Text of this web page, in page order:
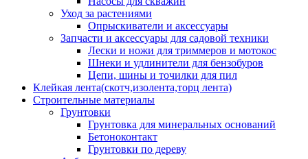
Уход за растениями
Опрыскиватели и аксессуары
Запчасти и аксессуары для садовой техники
Лески и ножи для триммеров и мотокос
Шнеки и удлинители для бензобуров
Цепи, шины и точилки для пил
Клейкая лента(скотч,изолента,торц лента)
Строительные материалы
Грунтовки
Грунтовка для минеральных оснований
Бетоноконтакт
Грунтовки по дереву